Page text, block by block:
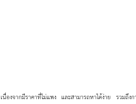
เนื่องจากมีราคาที่ไม่แพง และสามารถหาได้ง่าย รวมถึ